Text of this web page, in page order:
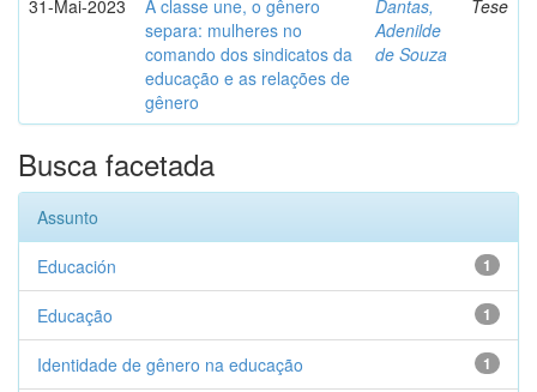
31-Mai-2023
A classe une, o gênero
separa: mulheres no
comando dos sindicatos da
educação e as relações de
gênero
Dantas,
Adenilde
de Souza
Tese
Busca facetada
Assunto
1
Educación
1
Educação
1
Identidade de gênero na educação